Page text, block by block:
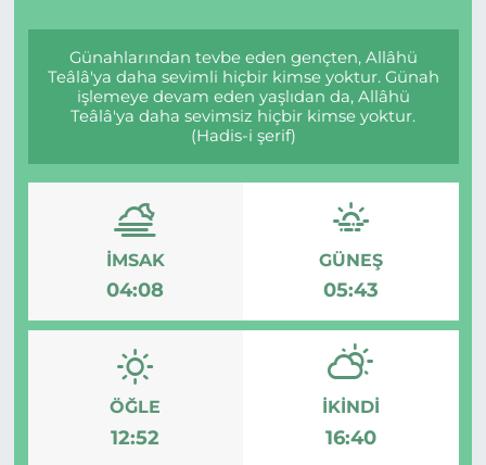
Günahlarından tevbe eden gençten, Allâhü
Teâlâ'ya daha sevimli hiçbir kimse yoktur. Günah
işlemeye devam eden yaşlıdan da, Allâhü
Teâlâ'ya daha sevimsiz hiçbir kimse yoktur.
(Hadis-i şerif)
İMSAK
04:08
GÜNEŞ
05:43
ÖĞLE
12:52
İKINDI
16:40